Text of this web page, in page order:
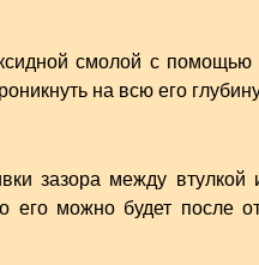
смолой с
на всю его
зазора между втулкой
его можно будет после